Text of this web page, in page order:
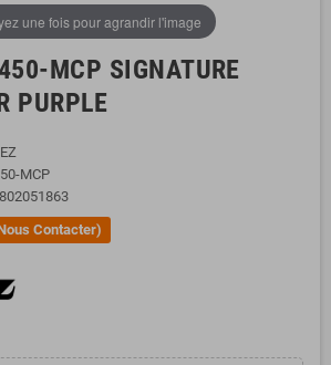
une fois pour agrandir l'image
MCP SIGNATURE
PURPLE
MCP
Contacter)